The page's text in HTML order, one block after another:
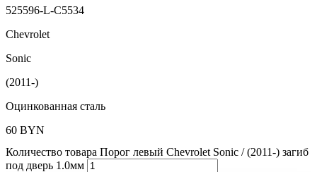
525596-L-C5534
Chevrolet
Sonic
(2011-)
Оцинкованная сталь
60 BYN
Количество товара Порог левый Chevrolet Sonic / (2011-) загиб
под дверь 1.0мм